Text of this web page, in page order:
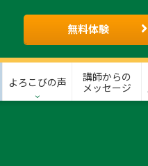
無料体験
よろこびの声
講師からの
メッセージ